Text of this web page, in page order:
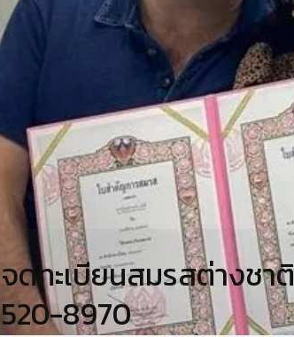
จดทะเบียนสมรสต่างชา
520-8970